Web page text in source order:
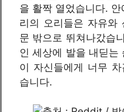
을 활짝 열었습니다.
리의 오리들은 자유와
문 밖으로 뛰쳐나갔습
인 세상에 발을 내딛는
이 자신들에게 너무
습니다.